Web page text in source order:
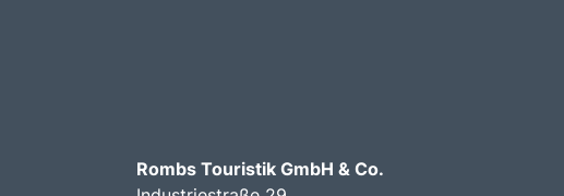
Rombs Touristik GmbH & Co.